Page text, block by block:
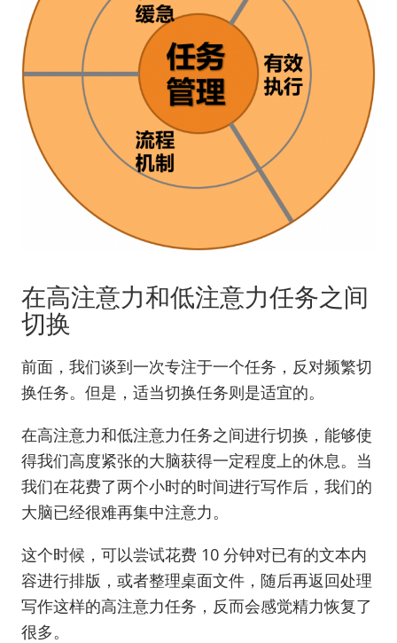
在高注意力和低注意力任务之间
切换
前面，我们谈到一次专注于一个任务，反对频繁切
换任务。但是，适当切换任务则是适宜的。
在高注意力和低注意力任务之间进行切换，能够使
得我们高度紧张的大脑获得一定程度上的休息。当
我们在花费了两个小时的时间进行写作后，我们的
大脑已经很难再集中注意力。
这个时候，可以尝试花费 10 分钟对已有的文本内
容进行排版，或者整理桌面文件，随后再返回处理
写作这样的高注意力任务，反而会感觉精力恢复了
很多。